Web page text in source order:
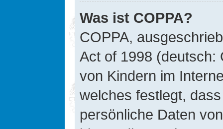
Was ist COPPA?
COPPA,
Act of 1998 (deutsch:
von Kindern im
welches festlegt,
persönliche Daten